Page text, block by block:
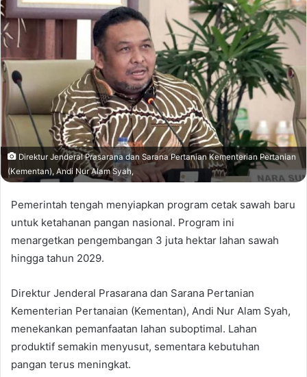
Direktur Jenderal Prasarana dan Sarana Pertanian Kementerian Pertanian
(Kementan), Andi Nur Alam Syah,
Pemerintah tengah menyiapkan program cetak sawah baru
untuk ketahanan pangan nasional. Program ini
menargetkan pengembangan 3 juta hektar lahan sawah
hingga tahun 2029.
Direktur Jenderal Prasarana dan Sarana Pertanian
Kementerian Pertanaian (Kementan), Andi Nur Alam Syah,
menekankan pemanfaatan lahan suboptimal. Lahan
produktif semakin menyusut, sementara kebutuhan
pangan terus meningkat.